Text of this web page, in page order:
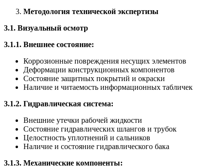
Методология технической экспертизы
3.1. Визуальный осмотр
3.1.1. Внешнее состояние:
Коррозионные повреждения несущих элементов
Деформации конструкционных компонентов
Состояние защитных покрытий и окраски
Наличие и читаемость информационных табличек
3.1.2. Гидравлическая система:
Внешние утечки рабочей жидкости
Состояние гидравлических шлангов и трубок
Целостность уплотнений и сальников
Наличие и состояние гидравлического бака
3.1.3. Механические компоненты: